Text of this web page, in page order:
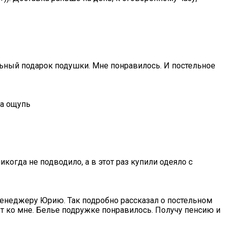
подарок подушки. Мне понравилось. И постельное
ощупь
не подводило, а в этот раз купили одеяло с
Юрию. Так подробно рассказал о постельном
ко мне. Белье подружке понравилось. Получу пенсию и